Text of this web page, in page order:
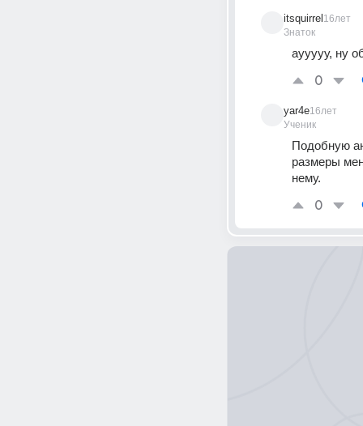
itsquirrel
Знаток
16лет
аууууу, ну
0
yar4e
Ученик
16лет
Подобную
размеры
нему.
0